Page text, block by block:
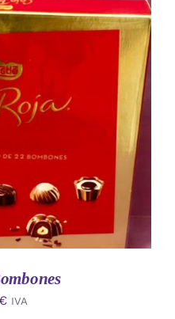
€ IVA